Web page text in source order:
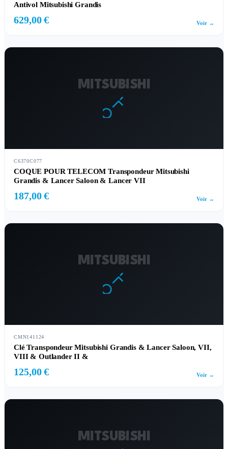
Antivol Mitsubishi Grandis
629,00 € Voir →
MITSUBISHI
C6370C077
COQUE POUR TELECOM Transpondeur Mitsubishi
Grandis & Lancer Saloon & Lancer VII
187,00 € Voir →
MITSUBISHI
CMN141124
Clé Transpondeur Mitsubishi Grandis & Lancer Saloon, VII,
VIII & Outlander II &
125,00 € Voir →
MITSUBISHI